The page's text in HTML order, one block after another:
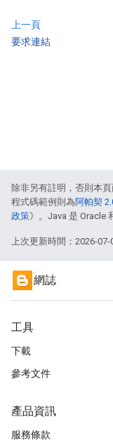
上一頁
要求連結
除非另有註明，否則本
程式碼範例則為阿帕契
政策》。Java 是 Oracle
上次更新時間：2026-07-
網誌
工具
下載
參考文件
產品資訊
服務條款